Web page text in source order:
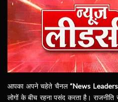
आपका अपने चहेते चैनल “News
लोगों के बीच रहना पसंद करता है।